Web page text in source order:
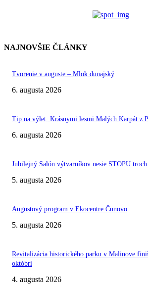
NAJNOVŠIE ČLÁNKY
Tvorenie v auguste – Mlok dunajský
6. augusta 2026
Tip na výlet: Krásnymi lesmi Malých Karpát z
6. augusta 2026
Jubilejný Salón výtvarníkov nesie STOPU
5. augusta 2026
Augustový program v Ekocentre Čunovo
5. augusta 2026
Revitalizácia historického parku v Malinove
októbri
4. augusta 2026